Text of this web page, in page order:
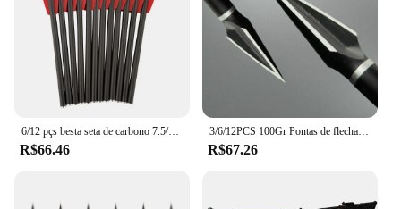
6/12 pçs besta seta de carbono 7.5/15 polegada Spine350 R-9 caça tiro com arco
R$66.46
3/6/12PCS 100Gr Pontas de flecha de caça Arco recurvo composto Tradicional clássica Broadheads
R$67.26